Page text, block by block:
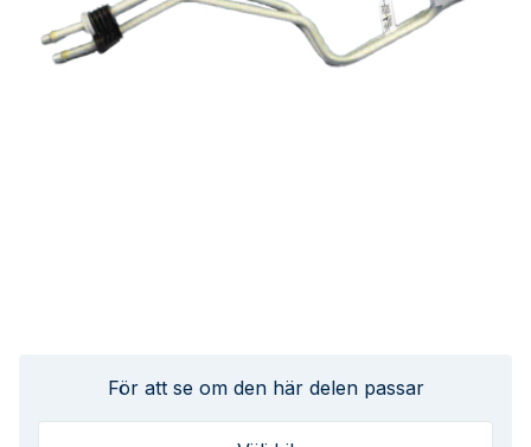
För att se om den här delen passar